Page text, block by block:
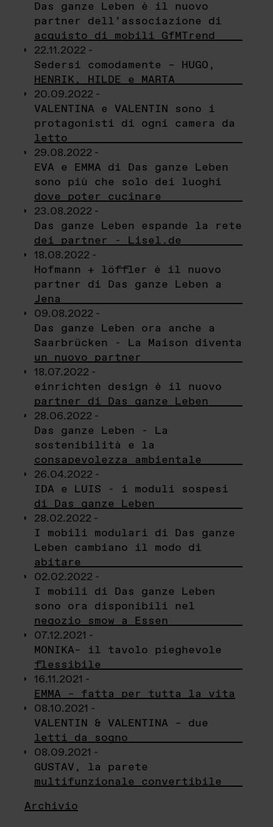
Das ganze Leben è il nuovo
partner dell’associazione di
acquisto di mobili GfMTrend
22.11.2022 -
Sedersi comodamente – HUGO,
HENRIK, HILDE e MARTA
20.09.2022 -
VALENTINA e VALENTIN sono i
protagonisti di ogni camera da
letto
29.08.2022 -
EVA e EMMA di Das ganze Leben
sono più che solo dei luoghi
dove poter cucinare
23.08.2022 -
Das ganze Leben espande la rete
dei partner - Lisel.de
18.08.2022 -
Hofmann + löffler è il nuovo
partner di Das ganze Leben a
Jena
09.08.2022 -
Das ganze Leben ora anche a
Saarbrücken - La Maison diventa
un nuovo partner
18.07.2022 -
einrichten design è il nuovo
partner di Das ganze Leben
28.06.2022 -
Das ganze Leben - La
sostenibilità e la
consapevolezza ambientale
26.04.2022 -
IDA e LUIS - i moduli sospesi
di Das ganze Leben
28.02.2022 -
I mobili modulari di Das ganze
Leben cambiano il modo di
abitare
02.02.2022 -
I mobili di Das ganze Leben
sono ora disponibili nel
negozio smow a Essen
07.12.2021 -
MONIKA– il tavolo pieghevole
flessibile
16.11.2021 -
EMMA – fatta per tutta la vita
08.10.2021 -
VALENTIN & VALENTINA – due
letti da sogno
08.09.2021 -
GUSTAV, la parete
multifunzionale convertibile
Archivio